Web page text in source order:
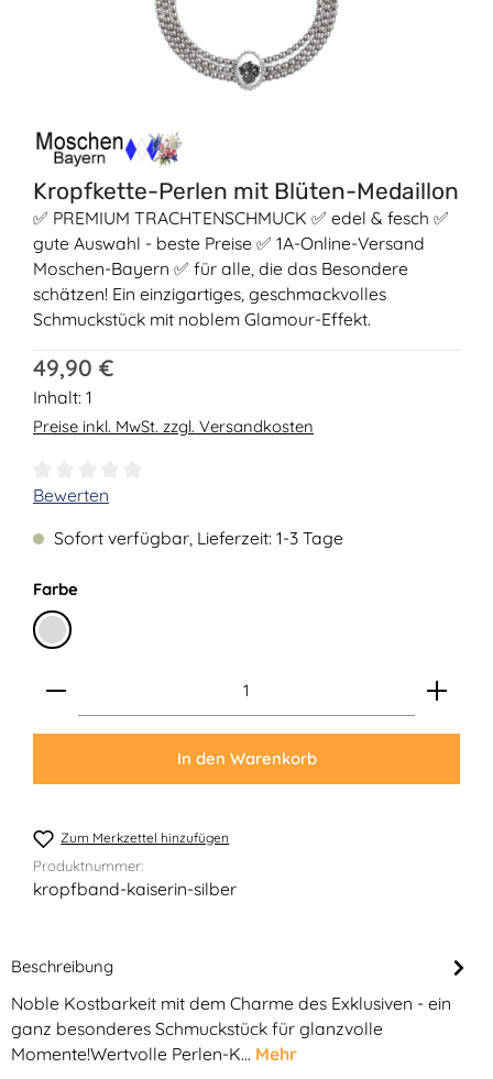
Kropfkette-Perlen mit Blüten-Medaillon
✅ PREMIUM TRACHTENSCHMUCK ✅ edel & fesch ✅
gute Auswahl - beste Preise ✅ 1A-Online-Versand
Moschen-Bayern ✅ für alle, die das Besondere
schätzen! Ein einzigartiges, geschmackvolles
Schmuckstück mit noblem Glamour-Effekt.
Regulärer Preis:
49,90 €
Inhalt: 1
Preise inkl. MwSt. zzgl. Versandkosten
Durchschnittliche Bewertung von 0 von 5 Sternen
Bewerten
Sofort verfügbar, Lieferzeit: 1-3 Tage
Farbeauswählen
Silber
Produkt Anzahl: Gib den gewünschten Wert ein
In den Warenkorb
Zum Merkzettel hinzufügen
Produktnummer:
kropfband-kaiserin-silber
Beschreibung
Noble Kostbarkeit mit dem Charme des Exklusiven - ein
ganz besonderes Schmuckstück für glanzvolle
Momente!Wertvolle Perlen-K… Mehr